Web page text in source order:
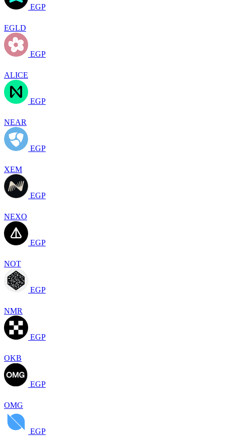
EGP
EGLD
EGP
ALICE
EGP
NEAR
EGP
XEM
EGP
NEXO
EGP
NOT
EGP
NMR
EGP
OKB
EGP
OMG
EGP